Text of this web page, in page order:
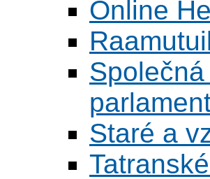
Online
Staré a